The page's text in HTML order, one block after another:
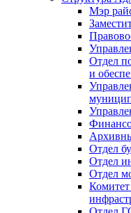
Мэр
Отдел
и
Отдел
Отдел
Отдел
Комитет